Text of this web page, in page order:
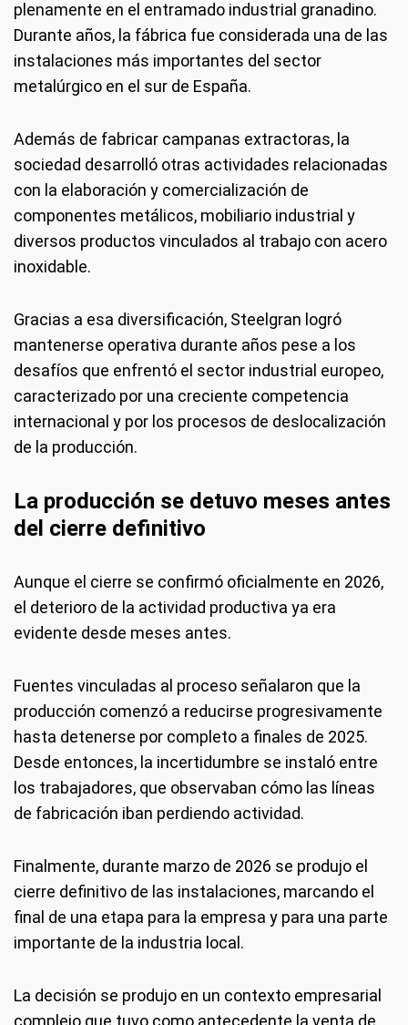
plenamente en el entramado industrial granadino.
Durante años, la fábrica fue considerada una de las
instalaciones más importantes del sector
metalúrgico en el sur de España.
Además de fabricar campanas extractoras, la
sociedad desarrolló otras actividades relacionadas
con la elaboración y comercialización de
componentes metálicos, mobiliario industrial y
diversos productos vinculados al trabajo con acero
inoxidable.
Gracias a esa diversificación, Steelgran logró
mantenerse operativa durante años pese a los
desafíos que enfrentó el sector industrial europeo,
caracterizado por una creciente competencia
internacional y por los procesos de deslocalización
de la producción.
La producción se detuvo meses antes
del cierre definitivo
Aunque el cierre se confirmó oficialmente en 2026,
el deterioro de la actividad productiva ya era
evidente desde meses antes.
Fuentes vinculadas al proceso señalaron que la
producción comenzó a reducirse progresivamente
hasta detenerse por completo a finales de 2025.
Desde entonces, la incertidumbre se instaló entre
los trabajadores, que observaban cómo las líneas
de fabricación iban perdiendo actividad.
Finalmente, durante marzo de 2026 se produjo el
cierre definitivo de las instalaciones, marcando el
final de una etapa para la empresa y para una parte
importante de la industria local.
La decisión se produjo en un contexto empresarial
complejo que tuvo como antecedente la venta de